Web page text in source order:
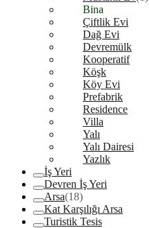
Bina
Çiftlik Evi
Dağ Evi
Devremülk
Kooperatif
Köşk
Köy Evi
Prefabrik
Residence
Villa
Yalı
Yalı Dairesi
Yazlık
İş Yeri
Devren İş Yeri
Arsa(18)
Kat Karşılığı Arsa
Turistik Tesis